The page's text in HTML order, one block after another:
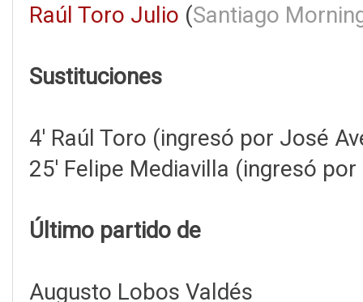
Raúl Toro Julio (Santiago
Sustituciones
4' Raúl Toro (ingresó por José
25' Felipe Mediavilla (ingresó
Último partido de
Augusto Lobos Valdés